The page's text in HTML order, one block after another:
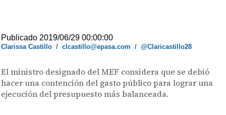
Publicado 2019/06/29 00:00:00
Clarissa Castillo /clcastillo@epasa.com /@Claricastillo28
El ministro designado del MEF considera que se debió
hacer una contención del gasto público para lograr una
ejecución del presupuesto más balanceada.